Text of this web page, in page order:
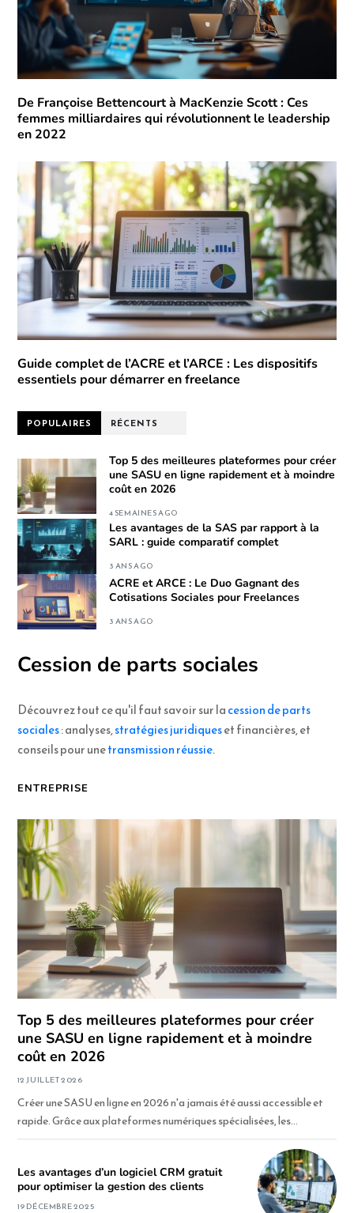
De Françoise Bettencourt à MacKenzie Scott : Ces
femmes milliardaires qui révolutionnent le leadership
en 2022
Guide complet de l’ACRE et l’ARCE : Les dispositifs
essentiels pour démarrer en freelance
POPULAIRES RÉCENTS
Top 5 des meilleures plateformes pour créer
une SASU en ligne rapidement et à moindre
coût en 2026
4 SEMAINES AGO
Les avantages de la SAS par rapport à la
SARL : guide comparatif complet
3 ANS AGO
ACRE et ARCE : Le Duo Gagnant des
Cotisations Sociales pour Freelances
3 ANS AGO
Cession de parts sociales
Découvrez tout ce qu'il faut savoir sur lacession de parts
sociales: analyses,stratégies juridiqueset financières, et
conseils pour unetransmission réussie.
ENTREPRISE
Top 5 des meilleures plateformes pour créer
une SASU en ligne rapidement et à moindre
coût en 2026
12 JUILLET 2026
Créer une SASU en ligne en 2026 n'a jamais été aussi accessible et
rapide. Grâce aux plateformes numériques spécialisées, les…
Les avantages d’un logiciel CRM gratuit
pour optimiser la gestion des clients
19 DÉCEMBRE 2025